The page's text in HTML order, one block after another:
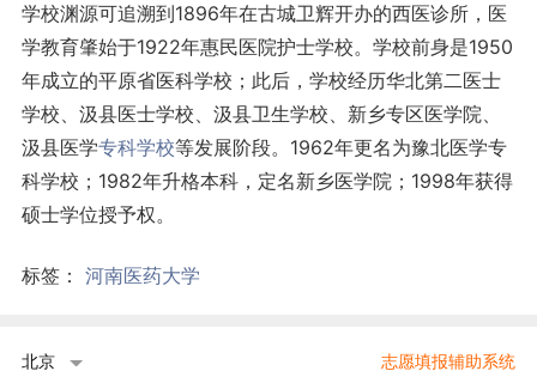
学校渊源可追溯到1896年在古城卫辉开办的西医诊所，医
学教育肇始于1922年惠民医院护士学校。学校前身是1950
年成立的平原省医科学校；此后，学校经历华北第二医士
学校、汲县医士学校、汲县卫生学校、新乡专区医学院、
汲县医学专科学校等发展阶段。1962年更名为豫北医学专
科学校；1982年升格本科，定名新乡医学院；1998年获得
硕士学位授予权。
标签： 河南医药大学
北京 志愿填报辅助系统